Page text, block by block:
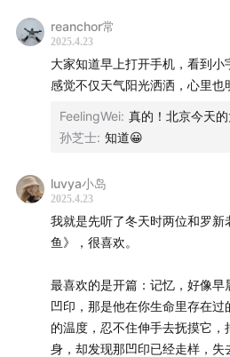
32:50 改编覃慧兰的故事，被她「
容颜老去、接近尽头，人会
Part 2 虔诚的读者
读伍尔夫，让我意识到「语
被意识流的世界捕获，重新
最纯粹的文学作品，无法被
though I didn't show anyone
I went for long walks by
I watched the seasons
and I realized that life goes on.
I thought I would never love
but then I met someone.
It wasn't like before,
but it was still good.
I don't know if I'll ever be
but I'm no longer completely
And that's something, I guess.
reanchor常
2025.4.23
大家知道早上打开手机，看到小
感觉不仅天气阳光洒洒，心里
FeelingWei: 真的！北京今天
孙芝士: 知道😀
luvya小岛
2025.4.23
我就是先听了冬天时两位和罗
鱼》，很喜欢。
最喜欢的是开篇：记忆，好像
凹印，那是他在你生命里存在过
的温度，忍不住伸手去抚摸它
身，却发现那凹印已经走样，